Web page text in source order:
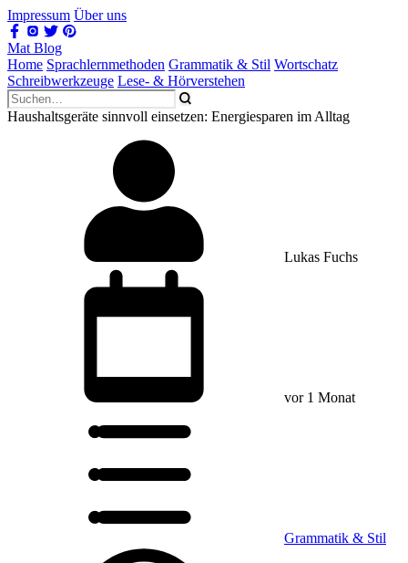
Impressum Über uns
Mat Blog
Home Sprachlernmethoden Grammatik & Stil Wortschatz
Schreibwerkzeuge Lese- & Hörverstehen
Haushaltsgeräte sinnvoll einsetzen: Energiesparen im Alltag
Lukas Fuchs
vor 1 Monat
Grammatik & Stil